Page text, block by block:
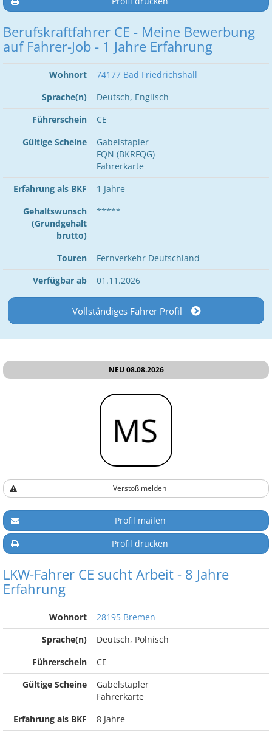
Berufskraftfahrer CE - Meine Bewerbung
auf Fahrer-Job - 1 Jahre Erfahrung
Wohnort
74177 Bad Friedrichshall
Sprache(n)
Deutsch, Englisch
Führerschein
CE
Gültige Scheine
Gabelstapler
FQN (BKRFQG)
Fahrerkarte
Erfahrung als BKF
1 Jahre
Gehaltswunsch
(Grundgehalt
brutto)
*****
Touren
Fernverkehr Deutschland
Verfügbar ab
01.11.2026
Vollständiges Fahrer Profil
NEU 08.08.2026
Verstoß melden
Profil mailen
Profil drucken
LKW-Fahrer CE sucht Arbeit - 8 Jahre
Erfahrung
Wohnort
28195 Bremen
Sprache(n)
Deutsch, Polnisch
Führerschein
CE
Gültige Scheine
Gabelstapler
Fahrerkarte
Erfahrung als BKF
8 Jahre